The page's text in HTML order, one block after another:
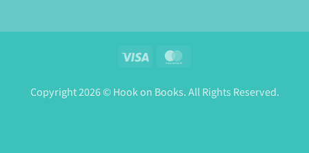
Visa
Copyright 2026 © Hook on Books. All Rights Reserved.